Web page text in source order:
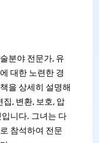
분야 전문가, 유
대한 노련한 경
을 상세히 설명해
, 변환, 보호, 압
니다. 그녀는 다
참석하여 전문